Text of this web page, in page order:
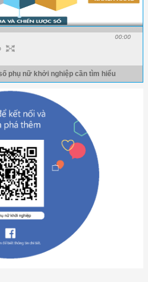
00:00
phụ nữ khởi nghiệp cần tìm hiểu